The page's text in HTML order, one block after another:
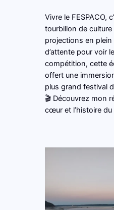
Vivre le FESPACO,
tourbillon de culture
projections en
d’attente pour voir
compétition, cette
offert une
plus grand festival
🎬 Découvrez mon
cœur et l’histoire